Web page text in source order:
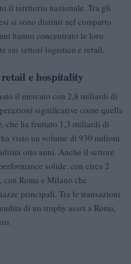
il territorio nazionale. Tra gli
si sono distinti nel comparto
hanno concentrato le loro
sui settori logistico e retail.
e hospitality
il mercato con 2,8 miliardi di
significative come quella
che ha fruttato 1,3 miliardi di
visto un volume di 930 milioni
otto anni. Anche il settore
solide, con circa 2
Roma e Milano che
principali. Tra le transazioni
di un trophy asset a Roma,